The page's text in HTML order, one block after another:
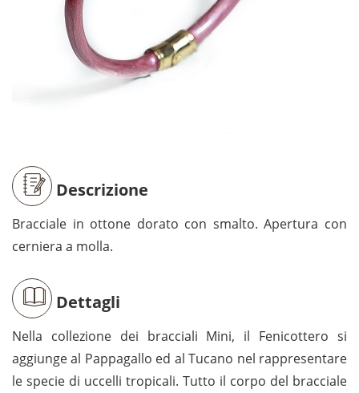
Descrizione
Bracciale in ottone dorato con smalto. Apertura con
cerniera a molla.
Dettagli
Nella collezione dei bracciali Mini, il Fenicottero si
aggiunge al Pappagallo ed al Tucano nel rappresentare
le specie di uccelli tropicali. Tutto il corpo del bracciale